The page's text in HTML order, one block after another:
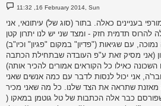
P
o
t
11:32 ,16 February 2014, Sun
בעניינים כאלה. בתור (סוג של) עיתונאי, אני
להרוס תדמית חזק - ומצד שני יש לנו יתרון קטן
עם שגיאות ("פדיון" במקום "פגיון" וכיו"ב)
(אני מסיק זאת ע"פ העובדה שבתחילת הכתבה
אני יכול לנסות לדבר עם כמה אנשים שאני
מאזנת שתראה את הצד שלנו. כל מה שאני מכיר
כבר אלה הכתבות של טל גוטמן במאקו (